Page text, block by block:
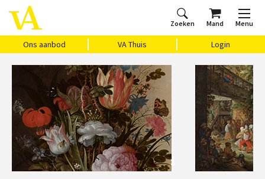
Zoeken Mand Menu
Ons aanbod VA Thuis Login
Home
Ons aanbod
Agenda
VAthuis
Over ons
Vragen?
Cadeaubon